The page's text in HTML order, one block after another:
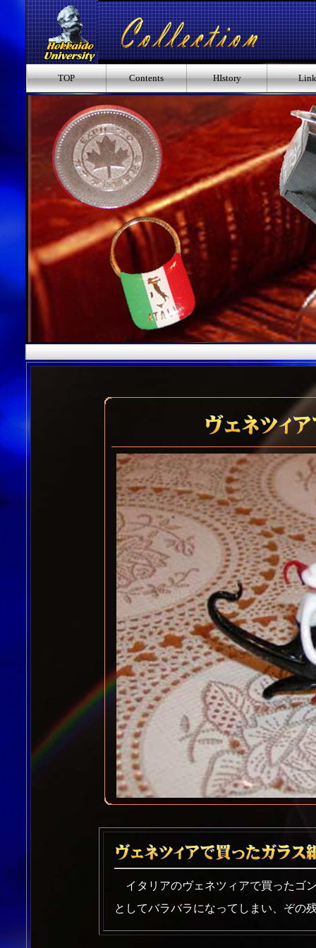
TOP Contents HIstory Link
イタリアのヴェネツィアで買ったゴ
としてバラバラになってしまい、ぞの